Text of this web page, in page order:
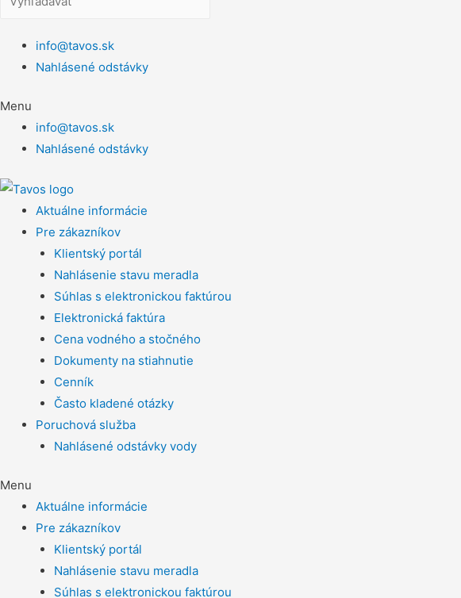
info@tavos.sk
Nahlásené odstávky
Menu
info@tavos.sk
Nahlásené odstávky
Aktuálne informácie
Pre zákazníkov
Klientský portál
Nahlásenie stavu meradla
Súhlas s elektronickou faktúrou
Elektronická faktúra
Cena vodného a stočného
Dokumenty na stiahnutie
Cenník
Často kladené otázky
Poruchová služba
Nahlásené odstávky vody
Menu
Aktuálne informácie
Pre zákazníkov
Klientský portál
Nahlásenie stavu meradla
Súhlas s elektronickou faktúrou